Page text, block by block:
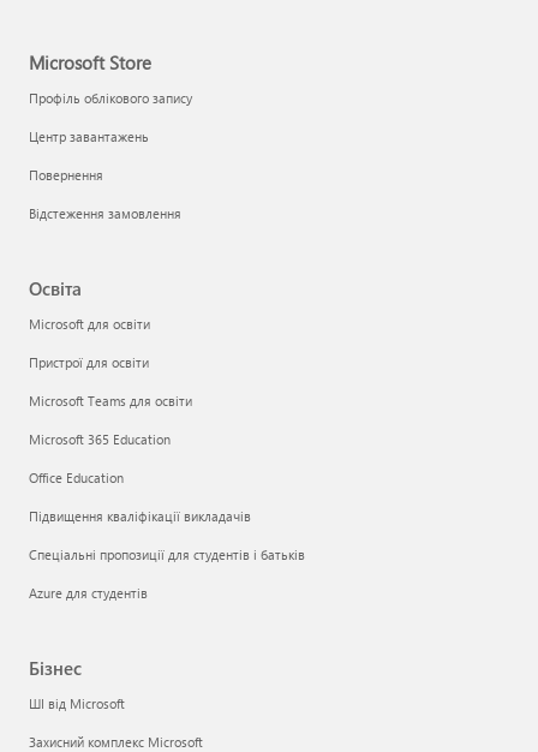
Microsoft Store
Профіль облікового запису
Центр завантажень
Повернення
Відстеження замовлення
Освіта
Microsoft для освіти
Пристрої для освіти
Microsoft Teams для освіти
Microsoft 365 Education
Office Education
Підвищення кваліфікації викладачів
Спеціальні пропозиції для студентів і батьків
Azure для студентів
Бізнес
ШІ від Microsoft
Захисний комплекс Microsoft